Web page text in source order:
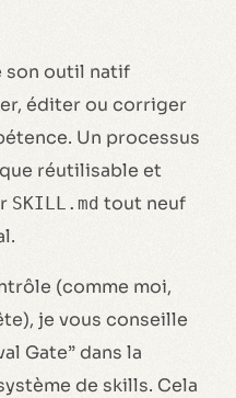
son outil natif
éditer ou corriger
Un processus
réutilisable et
SKILL.md tout neuf
(comme moi,
je vous conseille
Gate” dans la
de skills. Cela